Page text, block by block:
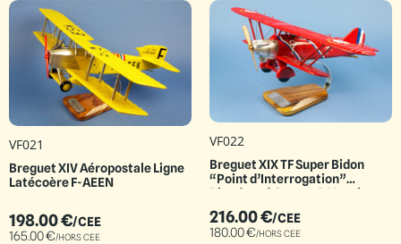
VF021
Breguet XIV Aéropostale Ligne
Latécoère F-AEEN
198.00€/CEE
165.00€/HORS CEE
VF022
Breguet XIX TF Super Bidon
“Point d’Interrogation”
Dieudonné Costes & Maurice
Bellonte
216.00€/CEE
180.00€/HORS CEE